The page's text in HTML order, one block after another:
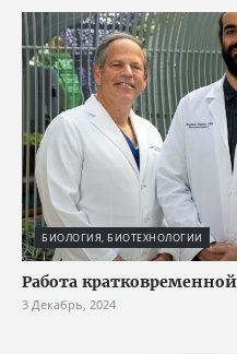
БИОЛОГИЯ, БИОТЕХНОЛОГИИ
Работа
3 Декабрь, 2024